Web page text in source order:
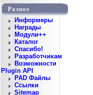
Разное
Информеры
Награды
Модули++
Каталог
Спасибо!
Разработчикам
Возможности
Plugin API
PAD Файлы
Ссылки
Sitemap